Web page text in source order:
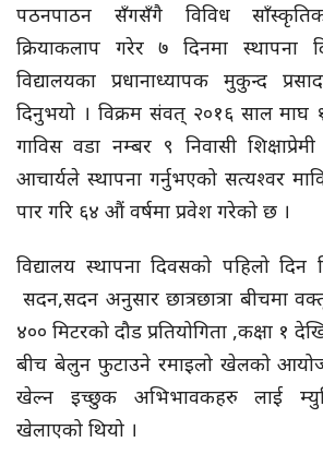
पठनपाठन सँगसँगै विविध
क्रियाकलाप गरेर ७ दिनमा स्थापना
विद्यालयका प्रधानाध्यापक मुकुन्द
दिनुभयो । विक्रम संवत् २०१६ साल माघ
गाविस वडा नम्बर ९ निवासी
आचार्यले स्थापना गर्नुभएको सत्यश्वर
पार गरि ६४ औं वर्षमा प्रवेश गरेको छ ।
विद्यालय स्थापना दिवसको पहिलो दिन
सदन,सदन अनुसार छात्रछात्रा बीचमा
४०० मिटरको दौड प्रतियोगिता ,कक्षा १
बीच बेलुन फुटाउने रमाइलो खेलको
खेल्न इच्छुक अभिभावकहरु लाई
खेलाएको थियो ।